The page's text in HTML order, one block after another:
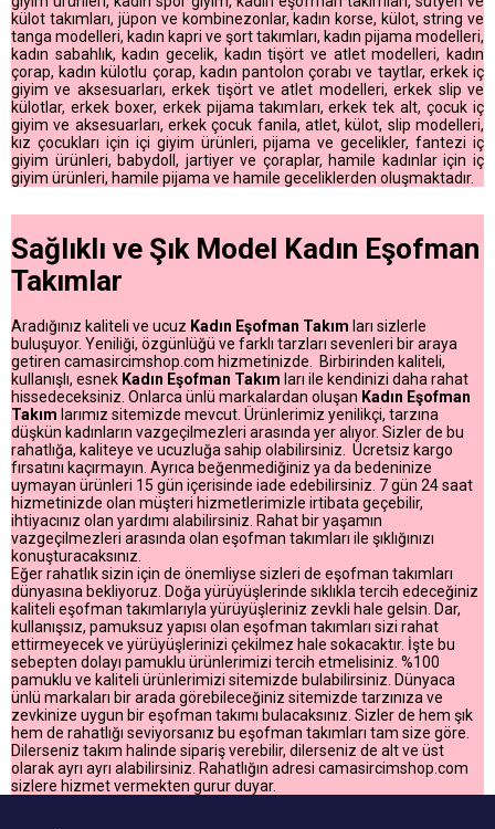
külot takımları, jüpon ve kombinezonlar, kadın korse, külot, string ve
tanga modelleri, kadın kapri ve şort takımları, kadın pijama modelleri,
kadın sabahlık, kadın gecelik, kadın tişört ve atlet modelleri, kadın
çorap, kadın külotlu çorap, kadın pantolon çorabı ve taytlar, erkek iç
giyim ve aksesuarları, erkek tişört ve atlet modelleri, erkek slip ve
külotlar, erkek boxer, erkek pijama takımları, erkek tek alt, çocuk iç
giyim ve aksesuarları, erkek çocuk fanila, atlet, külot, slip modelleri,
kız çocukları için içi giyim ürünleri, pijama ve gecelikler, fantezi iç
giyim ürünleri, babydoll, jartiyer ve çoraplar, hamile kadınlar için iç
giyim ürünleri, hamile pijama ve hamile geceliklerden oluşmaktadır.
Sağlıklı ve Şık Model Kadın Eşofman
Takımlar
Aradığınız kaliteli ve ucuz Kadın Eşofman Takım ları sizlerle
buluşuyor. Yeniliği, özgünlüğü ve farklı tarzları sevenleri bir araya
getiren camasircimshop.com hizmetinizde. Birbirinden kaliteli,
kullanışlı, esnek Kadın Eşofman Takım ları ile kendinizi daha rahat
hissedeceksiniz. Onlarca ünlü markalardan oluşan Kadın Eşofman
Takım larımız sitemizde mevcut. Ürünlerimiz yenilikçi, tarzına
düşkün kadınların vazgeçilmezleri arasında yer alıyor. Sizler de bu
rahatlığa, kaliteye ve ucuzluğa sahip olabilirsiniz. Ücretsiz kargo
fırsatını kaçırmayın. Ayrıca beğenmediğiniz ya da bedeninize
uymayan ürünleri 15 gün içerisinde iade edebilirsiniz. 7 gün 24 saat
hizmetinizde olan müşteri hizmetlerimizle irtibata geçebilir,
ihtiyacınız olan yardımı alabilirsiniz. Rahat bir yaşamın
vazgeçilmezleri arasında olan eşofman takımları ile şıklığınızı
konuşturacaksınız.
Eğer rahatlık sizin için de önemliyse sizleri de eşofman takımları
dünyasına bekliyoruz. Doğa yürüyüşlerinde sıklıkla tercih edeceğiniz
kaliteli eşofman takımlarıyla yürüyüşleriniz zevkli hale gelsin. Dar,
kullanışsız, pamuksuz yapısı olan eşofman takımları sizi rahat
ettirmeyecek ve yürüyüşlerinizi çekilmez hale sokacaktır. İşte bu
sebepten dolayı pamuklu ürünlerimizi tercih etmelisiniz. %100
pamuklu ve kaliteli ürünlerimizi sitemizde bulabilirsiniz. Dünyaca
ünlü markaları bir arada görebileceğiniz sitemizde tarzınıza ve
zevkinize uygun bir eşofman takımı bulacaksınız. Sizler de hem şık
hem de rahatlığı seviyorsanız bu eşofman takımları tam size göre.
Dilerseniz takım halinde sipariş verebilir, dilerseniz de alt ve üst
olarak ayrı ayrı alabilirsiniz. Rahatlığın adresi camasircimshop.com
sizlere hizmet vermekten gurur duyar.